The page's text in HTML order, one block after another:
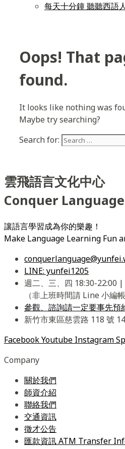
每天十分鐘 聽聽西語
Oops! That
found.
It looks like nothing was
Maybe try searching?
Search for:
雲飛語言文化中心
Conquer Language
讓語言學習成為你的樂趣！
Make Language Learning Fun
LINE: yunfei1205
週二、三、四 18:30-22:00
（非上班時間請 Line 小編帳
參觀、諮詢請一定要事先預
新竹市東區慈雲路 118 號
FacebookYoutube Instagram
Company
關於我們
師資介紹
聯絡我們
交通資訊
徵才公告
匯款資訊 ATM Transfer